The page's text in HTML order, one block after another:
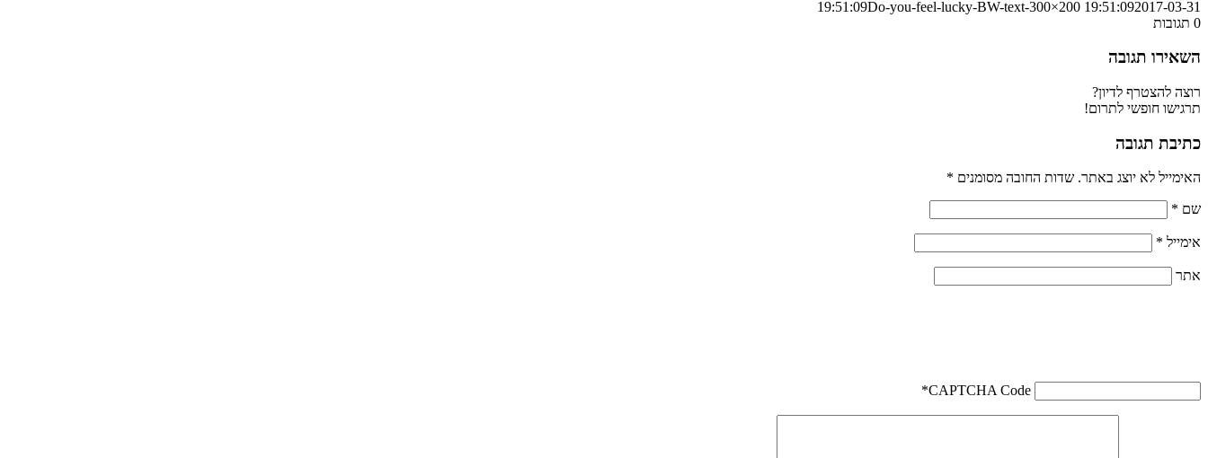
19:51:092017-03-31 19:51:09
Do-you-feel-lucky-BW-text-300×200
0 תגובות
השאירו תגובה
רוצה להצטרף לדיון?
תרגישו חופשי לתרום!
כתיבת תגובה
האימייל לא יוצג באתר. שדות החובה מסומנים *
שם *
אימייל *
אתר
CAPTCHA Code
*